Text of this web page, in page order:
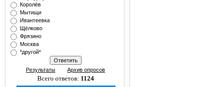
Королёв
Мытищи
Ивантеевка
Щёлково
Фрязино
Москва
*другой*
Результаты Архив опросов
Всего ответов: 1124